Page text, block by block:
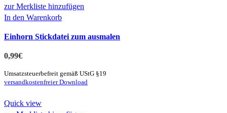
zur Merkliste hinzufügen
In den Warenkorb
Einhorn Stickdatei zum ausmalen
0,99€
Umsatzsteuerbefreit gemäß UStG §19
versandkostenfreier Download
Quick view